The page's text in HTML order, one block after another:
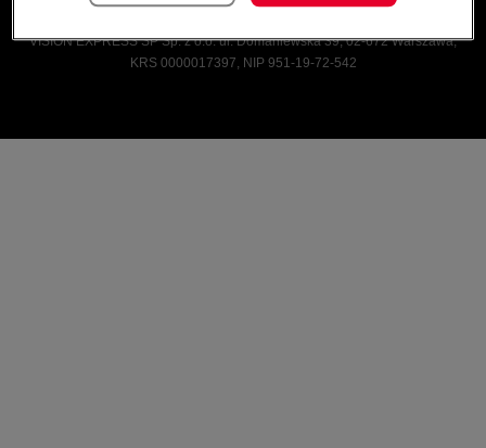
VISION EXPRESS SP Sp. z o.o. ul. Domaniewska 39, 02-672 Warszawa,
KRS 0000017397, NIP 951-19-72-542